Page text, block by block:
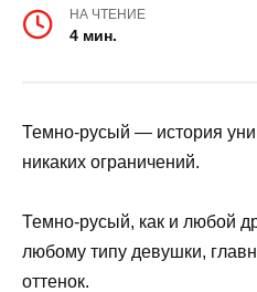
НА ЧТЕНИЕ
4 мин.
Темно-русый — история
никаких ограничений.
Темно-русый, как и любой
любому типу девушки,
оттенок.